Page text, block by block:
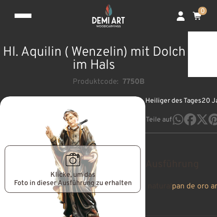
0
Hl. Aquilin ( Wenzelin) mit Dolch
im Hals
Produktcode: 7750B
Klicke, um das
Foto in dieser Ausführung zu erhalten
Heiliger des Tages20
Teile auf
pan de oro